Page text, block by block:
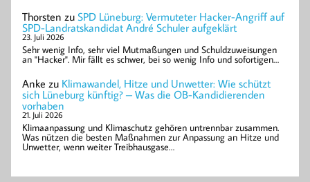
Thorsten zu SPD Lüneburg: Vermuteter Hacker-Angriff auf
SPD-Landratskandidat André Schuler aufgeklärt
23. Juli 2026
Sehr wenig Info, sehr viel Mutmaßungen und Schuldzuweisungen
an "Hacker". Mir fällt es schwer, bei so wenig Info und sofortigen…
Anke zu Klimawandel, Hitze und Unwetter: Wie schützt
sich Lüneburg künftig? – Was die OB-Kandidierenden
vorhaben
21. Juli 2026
Klimaanpassung und Klimaschutz gehören untrennbar zusammen.
Was nützen die besten Maßnahmen zur Anpassung an Hitze und
Unwetter, wenn weiter Treibhausgase…